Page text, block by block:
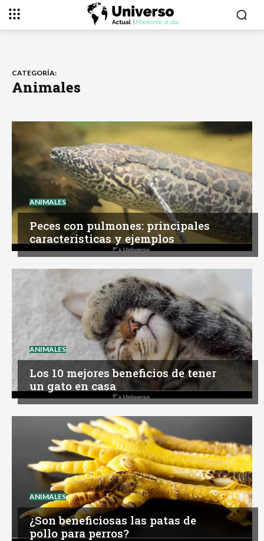
CATEGORÍA:
Animales
ANIMALES
Peces con pulmones: principales
características y ejemplos
ANIMALES
Los 10 mejores beneficios de tener
un gato en casa
ANIMALES
¿Son beneficiosas las patas de
pollo para perros?